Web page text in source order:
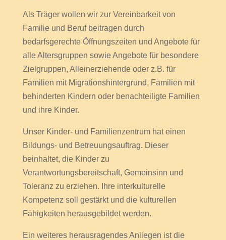
Als Träger wollen wir zur Vereinbarkeit von
Familie und Beruf beitragen durch
bedarfsgerechte Öffnungszeiten und Angebote für
alle Altersgruppen sowie Angebote für besondere
Zielgruppen, Alleinerziehende oder z.B. für
Familien mit Migrationshintergrund, Familien mit
behinderten Kindern oder benachteiligte Familien
und ihre Kinder.
Unser Kinder- und Familienzentrum hat einen
Bildungs- und Betreuungsauftrag. Dieser
beinhaltet, die Kinder zu
Verantwortungsbereitschaft, Gemeinsinn und
Toleranz zu erziehen. Ihre interkulturelle
Kompetenz soll gestärkt und die kulturellen
Fähigkeiten herausgebildet werden.
Ein weiteres herausragendes Anliegen ist die